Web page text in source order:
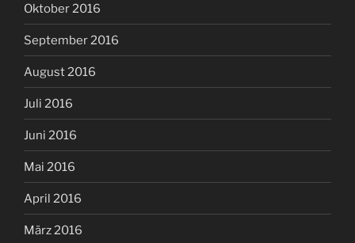
Oktober 2016
September 2016
August 2016
Juli 2016
Juni 2016
Mai 2016
April 2016
März 2016